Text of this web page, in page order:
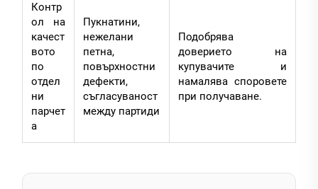
Контр
ол на
качест
вото
по
отдел
ни
парчет
а
Пукнатини,
нежелани
петна,
повърхностни
дефекти,
съгласуваност
между партиди
Подобрява
доверието на
купувачите и
намалява споровете
при получаване.